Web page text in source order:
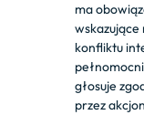
ma
konfliktu
głosuje
przez